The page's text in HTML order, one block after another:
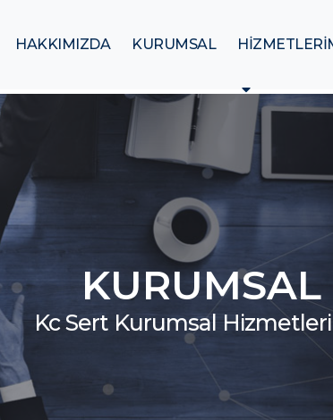
HAKKIMIZDA KURUMSAL
KURUMSAL
Kc Sert Kurumsal